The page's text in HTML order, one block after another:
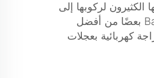
لركوبها إلى
المدرسة أو العمل، أو حتى لمجرد الاستمتاع بها. والميزة الجيدة فيها أنها خفيفة الوزن وبسيطة الحمل، لذا فهي مثالية لأي شخص! وتُنتج شركة Baichen بعضًا من أفضل
كهربائية بعجلات